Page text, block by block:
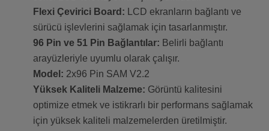
Flexi Çevirici Board: LCD ekranların bağlantı ve
sürücü işlevlerini sağlamak için tasarlanmıştır.
96 Pin ve 51 Pin Bağlantılar: Belirli bağlantı
arayüzleriyle uyumlu olarak çalışır.
Model: 2x96 Pin SAM V2.2
Yüksek Kaliteli Malzeme: Görüntü kalitesini
optimize etmek ve istikrarlı bir performans sağlamak
için yüksek kaliteli malzemelerden üretilmiştir.